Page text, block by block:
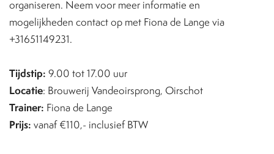
organiseren. Neem voor meer informatie en
mogelijkheden contact op met Fiona de Lange via
+31651149231.
Tijdstip: 9.00 tot 17.00 uur
Locatie: Brouwerij Vandeoirsprong, Oirschot
Trainer: Fiona de Lange
Prijs: vanaf €110,- inclusief BTW